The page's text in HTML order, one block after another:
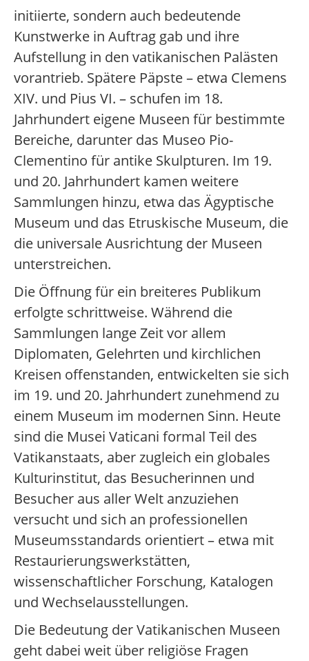
initiierte, sondern auch bedeutende
Kunstwerke in Auftrag gab und ihre
Aufstellung in den vatikanischen Palästen
vorantrieb. Spätere Päpste – etwa Clemens
XIV. und Pius VI. – schufen im 18.
Jahrhundert eigene Museen für bestimmte
Bereiche, darunter das Museo Pio-
Clementino für antike Skulpturen. Im 19.
und 20. Jahrhundert kamen weitere
Sammlungen hinzu, etwa das Ägyptische
Museum und das Etruskische Museum, die
die universale Ausrichtung der Museen
unterstreichen.
Die Öffnung für ein breiteres Publikum
erfolgte schrittweise. Während die
Sammlungen lange Zeit vor allem
Diplomaten, Gelehrten und kirchlichen
Kreisen offenstanden, entwickelten sie sich
im 19. und 20. Jahrhundert zunehmend zu
einem Museum im modernen Sinn. Heute
sind die Musei Vaticani formal Teil des
Vatikanstaats, aber zugleich ein globales
Kulturinstitut, das Besucherinnen und
Besucher aus aller Welt anzuziehen
versucht und sich an professionellen
Museumsstandards orientiert – etwa mit
Restaurierungswerkstätten,
wissenschaftlicher Forschung, Katalogen
und Wechselausstellungen.
Die Bedeutung der Vatikanischen Museen
geht dabei weit über religiöse Fragen